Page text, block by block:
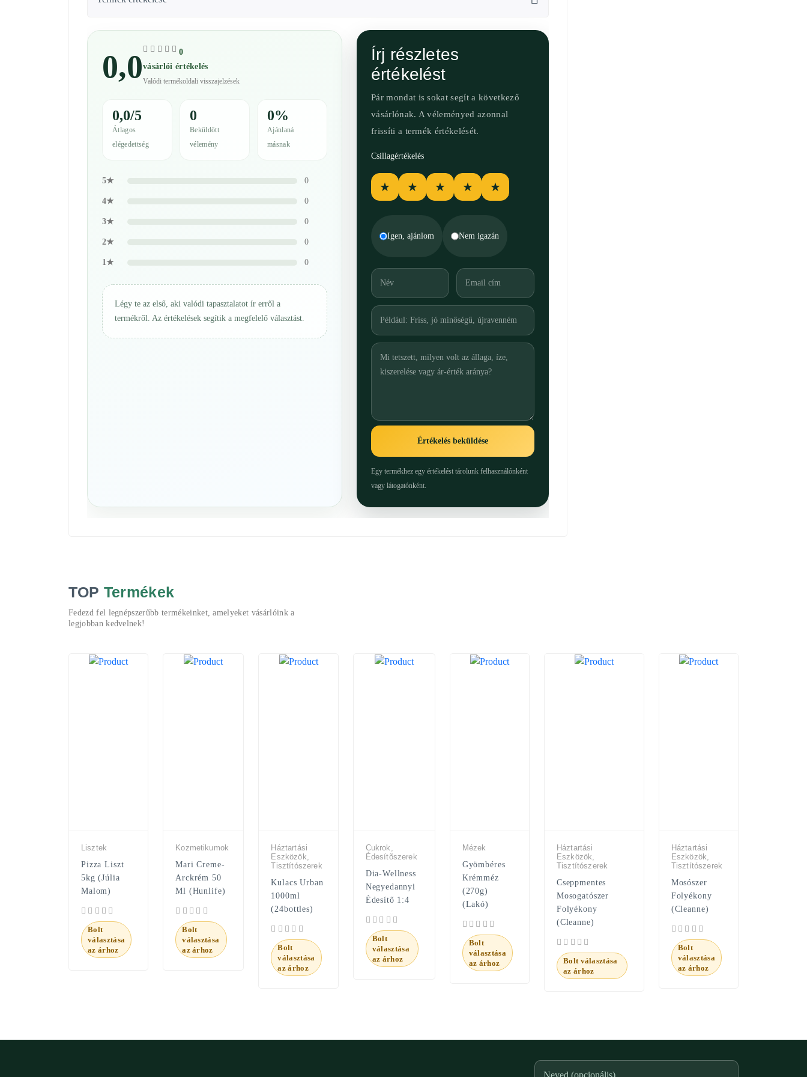
0,0
0
vásárlói értékelés
Valódi termékoldali visszajelzések
0,0/5
Átlagos
elégedettség
0
Beküldött
vélemény
0%
Ajánlaná
másnak
5★ 0
4★ 0
3★ 0
2★ 0
1★ 0
Légy te az első, aki valódi tapasztalatot ír erről a
termékről. Az értékelések segítik a megfelelő választást.
Írj részletes
értékelést
Pár mondat is sokat segít a következő
vásárlónak. A véleményed azonnal
frissíti a termék értékelését.
Csillagértékelés
★ ★ ★ ★ ★
Igen, ajánlom Nem igazán
Értékelés beküldése
Egy termékhez egy értékelést tárolunk felhasználónként
vagy látogatónként.
TOP Termékek
Fedezd fel legnépszerűbb termékeinket, amelyeket vásárlóink a
legjobban kedvelnek!
Lisztek
Pizza Liszt
5kg (Júlia
Malom)
Bolt
választása
az árhoz
Kozmetikumok
Mari Creme-
Arckrém 50
Ml (Hunlife)
Bolt
választása
az árhoz
Háztartási
Eszközök,
Tisztítószerek
Kulacs Urban
1000ml
(24bottles)
Bolt
választása
az árhoz
Cukrok,
Édesítõszerek
Dia-Wellness
Negyedannyi
Édesítő 1:4
Bolt
választása
az árhoz
Mézek
Gyömbéres
Krémméz
(270g)
(Lakó)
Bolt
választása
az árhoz
Háztartási
Eszközök,
Tisztítószerek
Cseppmentes
Mosogatószer
Folyékony
(Cleanne)
Bolt választása
az árhoz
Háztartási
Eszközök,
Tisztítószerek
Mosószer
Folyékony
(Cleanne)
Bolt
választása
az árhoz